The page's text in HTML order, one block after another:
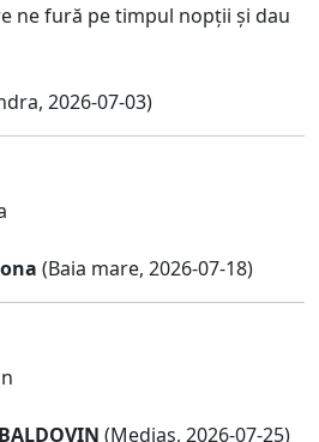
ne fură pe timpul nopții și dau
2026-07-03)
(Baia mare, 2026-07-18)
(Medias, 2026-07-25)